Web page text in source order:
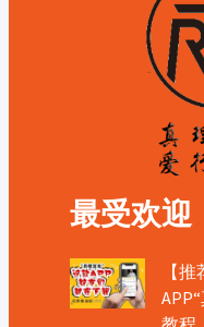
最受欢迎
【